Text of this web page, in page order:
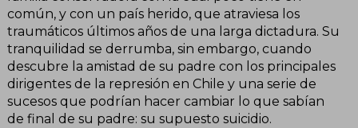
común, y con un país herido, que atraviesa los
traumáticos últimos años de una larga dictadura. Su
tranquilidad se derrumba, sin embargo, cuando
descubre la amistad de su padre con los principales
dirigentes de la represión en Chile y una serie de
sucesos que podrían hacer cambiar lo que sabían
de final de su padre: su supuesto suicidio.